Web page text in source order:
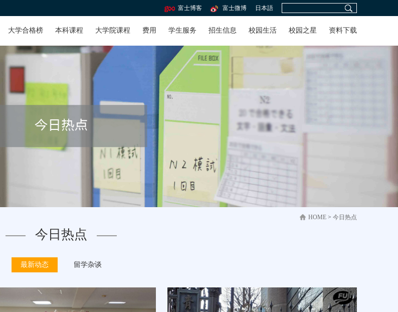
富士博客 富士微博 日本語
大学合格榜 本科课程 大学院课程 费用 学生服务 招生信息 校园生活 校园之星 资料下载
HOME > 今日热点
今日热点
最新动态 留学杂谈